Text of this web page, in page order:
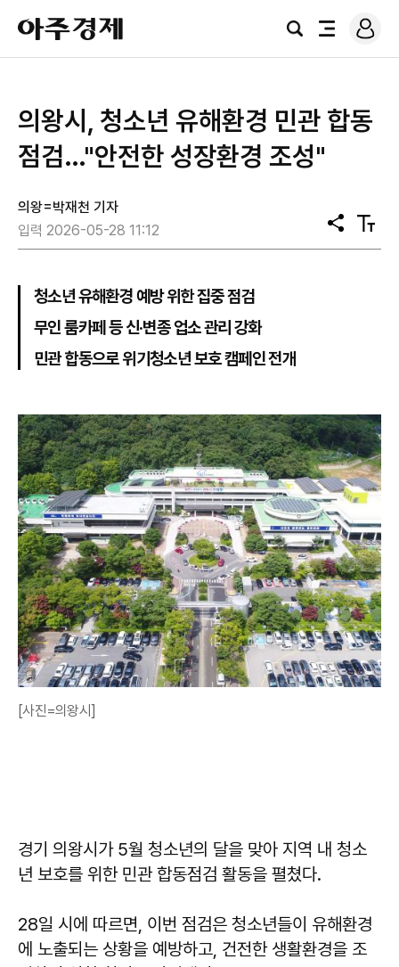
아
주
경
검
전
로
그
의왕시, 청소년 유해환경 민관 합동
점검…"안전한 성장환경 조성"
의왕=박재천 기자
입력 2026-05-28 11:12
공
유
텍
스
청소년 유해환경 예방 위한 집중 점검
무인 룸카페 등 신·변종 업소 관리 강화
민관 합동으로 위기청소년 보호 캠페인 전개
[사진=의왕시]
경기 의왕시가 5월 청소년의 달을 맞아 지역 내 청소
년 보호를 위한 민관 합동점검 활동을 펼쳤다.
28일 시에 따르면, 이번 점검은 청소년들이 유해환경
에 노출되는 상황을 예방하고, 건전한 생활환경을 조